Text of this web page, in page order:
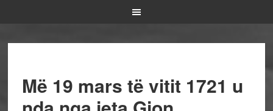
Më 19 mars të vitit 1721 u